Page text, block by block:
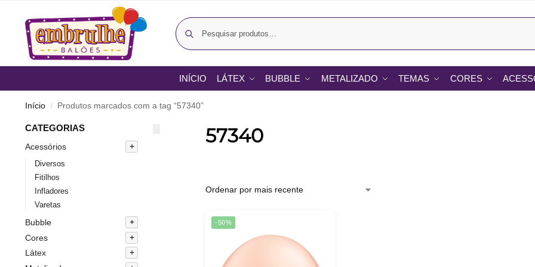
INÍCIO LÁTEX BUBBLE METALIZADO TEMAS CORES
Início / Produtos marcados com a tag “57340”
57340
-50%
CATEGORIAS
Acessórios
Diversos
Fitilhos
Infladores
Varetas
Bubble
Cores
Látex